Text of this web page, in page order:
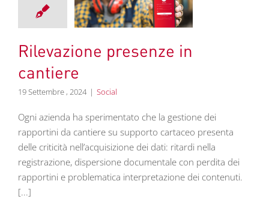
Rilevazione presenze in
cantiere
19 Settembre , 2024 | Social
Ogni azienda ha sperimentato che la gestione dei
rapportini da cantiere su supporto cartaceo presenta
delle criticità nell’acquisizione dei dati: ritardi nella
registrazione, dispersione documentale con perdita dei
rapportini e problematica interpretazione dei contenuti.
[...]